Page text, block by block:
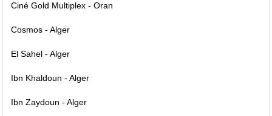
Ciné Gold Multiplex - Oran
Cosmos - Alger
El Sahel - Alger
Ibn Khaldoun - Alger
Ibn Zaydoun - Alger